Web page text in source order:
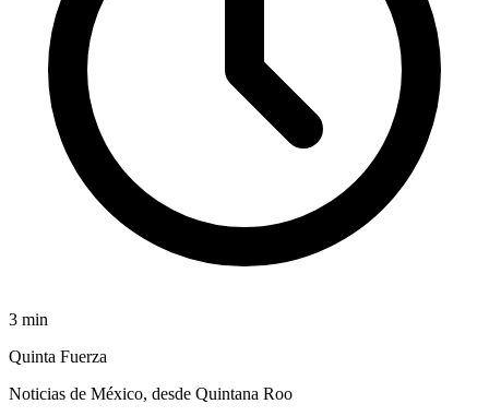
3 min
Quinta Fuerza
Noticias de México, desde Quintana Roo